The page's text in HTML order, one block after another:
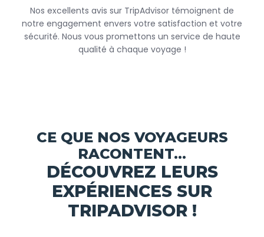
Nos excellents avis sur TripAdvisor témoignent de
notre engagement envers votre satisfaction et votre
sécurité. Nous vous promettons un service de haute
qualité à chaque voyage !
CE QUE NOS VOYAGEURS
RACONTENT...
DÉCOUVREZ LEURS
EXPÉRIENCES SUR
TRIPADVISOR !